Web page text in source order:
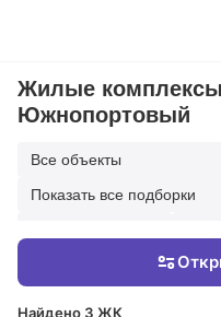
Жилые
Южнопортовый
Все объекты
Показать все подборки
Найдено 3 ЖК